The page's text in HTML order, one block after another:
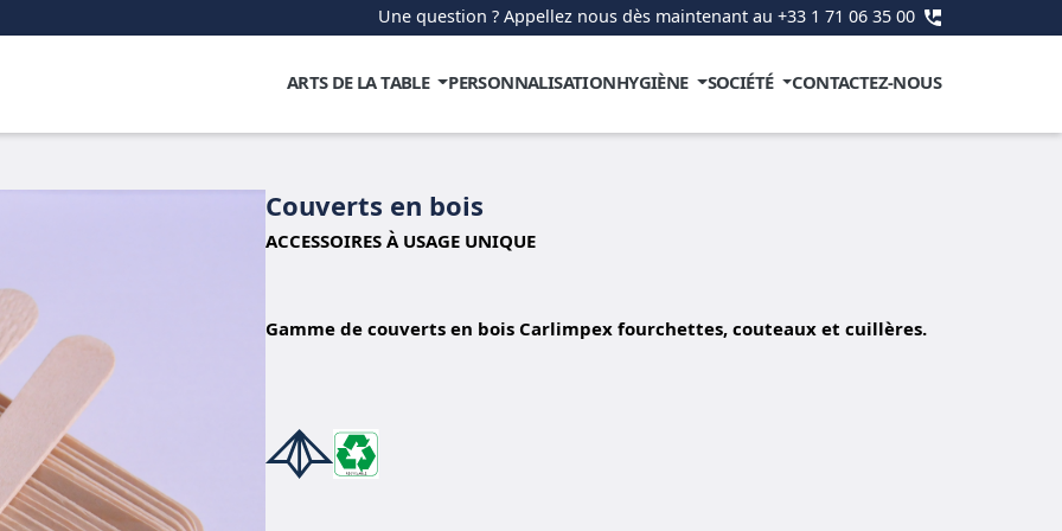
Une question ? Appellez nous dès maintenant au +33 1 71 06 35 00
ARTS DE LA TABLE PERSONNALISATIONHYGIÈNE SOCIÉTÉ CONTACTEZ-NOUS
Couverts en bois
ACCESSOIRES À USAGE UNIQUE
Gamme de couverts en bois Carlimpex fourchettes, couteaux et cuillères.